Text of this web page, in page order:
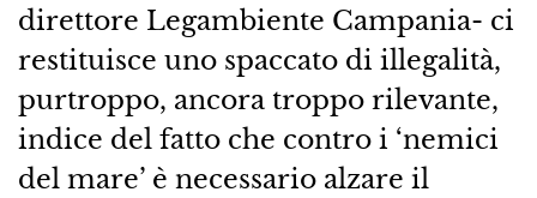
direttore Legambiente Campania- ci
restituisce uno spaccato di illegalità,
purtroppo, ancora troppo rilevante,
indice del fatto che contro i ‘nemici
del mare’ è necessario alzare il